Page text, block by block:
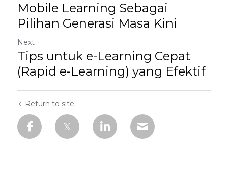
Mobile Learning Sebagai
Pilihan Generasi Masa Kini
Next
Tips untuk e-Learning Cepat
(Rapid e-Learning) yang Efektif
Return to site